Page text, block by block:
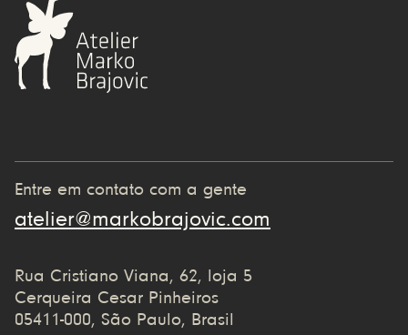
Entre em contato com a gente
atelier@markobrajovic.com
Rua Cristiano Viana, 62, loja 5
Cerqueira Cesar Pinheiros
05411-000, São Paulo, Brasil